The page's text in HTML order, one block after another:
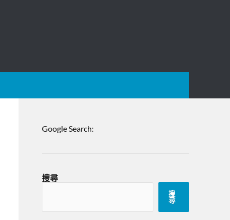
Google Search:
搜尋
搜
尋